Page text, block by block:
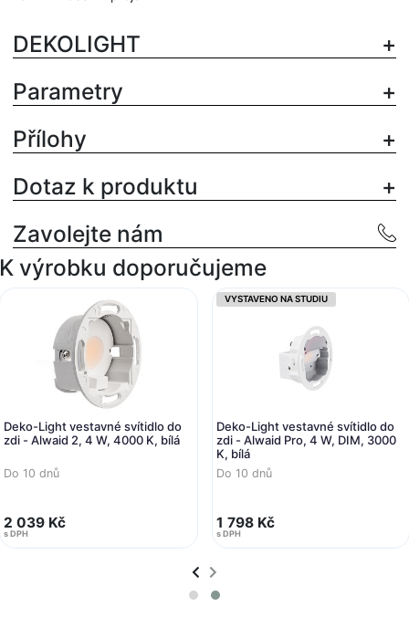
DEKOLIGHT
Parametry
Přílohy
Dotaz k produktu
Zavolejte nám
K výrobku doporučujeme
Deko-Light vestavné svítidlo do
zdi - Alwaid 2, 4 W, 4000 K, bílá
Do 10 dnů
2 039 Kč
s DPH
VYSTAVENO NA STUDIU
Deko-Light vestavné svítidlo do
zdi - Alwaid Pro, 4 W, DIM, 3000
K, bílá
Do 10 dnů
1 798 Kč
s DPH